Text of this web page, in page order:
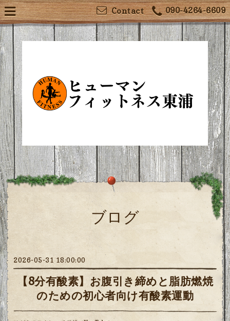
090-4264-6609
Contact
ブログ
2026-05-31 18:00:00
【8分有酸素】お腹引き締めと脂肪燃焼
のための初心者向け有酸素運動